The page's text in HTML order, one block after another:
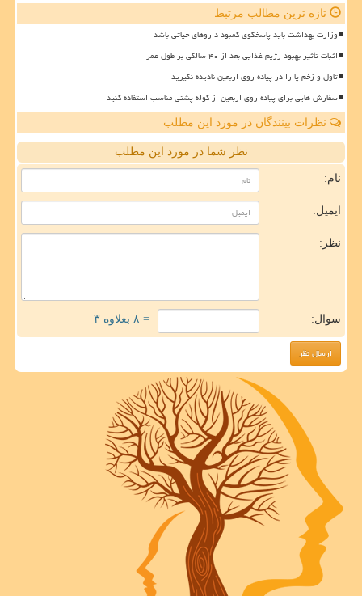
تازه ترین مطالب مرتبط
وزارت بهداشت باید پاسخگوی کمبود داروهای حیاتی باشد
اثبات تأثیر بهبود رژیم غذایی بعد از ۴۰ سالگی بر طول عمر
تاول و زخم پا را در پیاده روی اربعین نادیده نگیرید
سفارش هایی برای پیاده روی اربعین از کوله پشتی مناسب استفاده کنید
نظرات بینندگان در مورد این مطلب
نظر شما در مورد این مطلب
نام:
ایمیل:
نظر:
سوال: = ۸ بعلاوه ۳